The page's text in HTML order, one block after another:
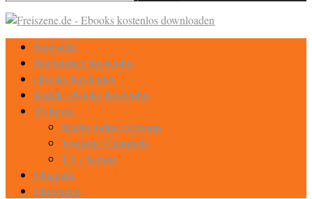
Startseite
Hörbücher Kostenlos
eBooks Kostenlos
Kindle eBooks Kostenlos
Weiteres
Radio online Streams
Youtube Channels
TV / Serien
Magazin
Eintragen